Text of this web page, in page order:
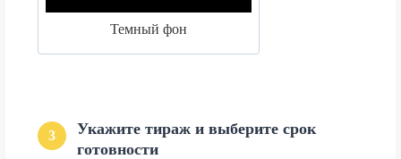
Темный фон
3
Укажите тираж и выберите срок
готовности